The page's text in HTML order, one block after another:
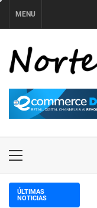
Skip
to
content
MENU
NORTE EN LÍNEA
Primary
ÚLTIMAS
NOTICIAS